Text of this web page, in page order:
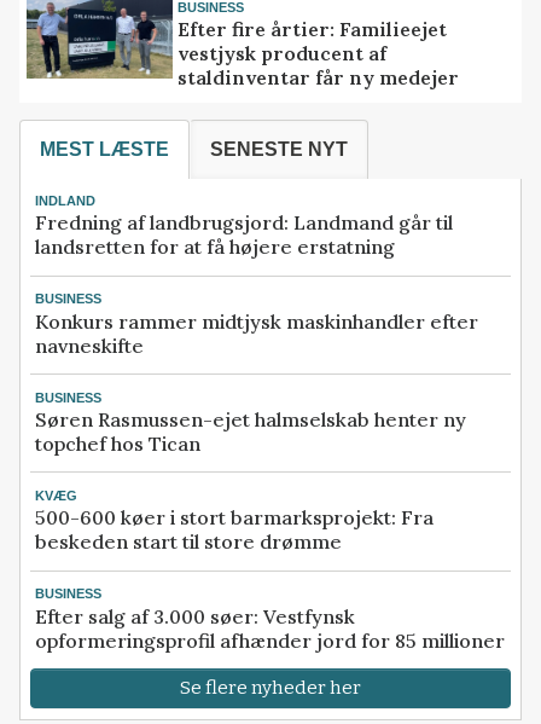
BUSINESS
Efter fire årtier: Familieejet
vestjysk producent af
staldinventar får ny medejer
MEST LÆSTE SENESTE NYT
INDLAND
Fredning af landbrugsjord: Landmand går til
landsretten for at få højere erstatning
BUSINESS
Konkurs rammer midtjysk maskinhandler efter
navneskifte
BUSINESS
Søren Rasmussen-ejet halmselskab henter ny
topchef hos Tican
KVÆG
500-600 køer i stort barmarksprojekt: Fra
beskeden start til store drømme
BUSINESS
Efter salg af 3.000 søer: Vestfynsk
opformeringsprofil afhænder jord for 85 millioner
Se flere nyheder her